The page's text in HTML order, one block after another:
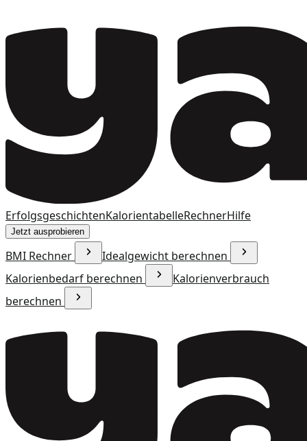
ErfolgsgeschichtenKalorientabelleRechnerHilfe
Jetzt ausprobieren
BMI Rechner
Idealgewicht berechnen
Kalorienbedarf berechnen
Kalorienverbrauch
berechnen